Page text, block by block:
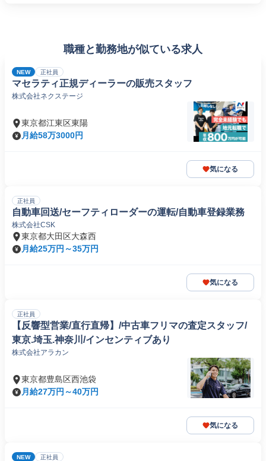
職種と勤務地が似ている求人
NEW 正社員
マセラティ正規ディーラーの販売スタッフ
株式会社ネクステージ
東京都江東区東陽
月給58万3000円
気になる
正社員
自動車回送/セーフティローダーの運転/自動車登録業務
株式会社CSK
東京都大田区大森西
月給25万円～35万円
気になる
正社員
【反響型営業/直行直帰】/中古車フリマの査定スタッフ/
東京.埼玉.神奈川/インセンティブあり
株式会社アラカン
東京都豊島区西池袋
月給27万円～40万円
気になる
NEW 正社員